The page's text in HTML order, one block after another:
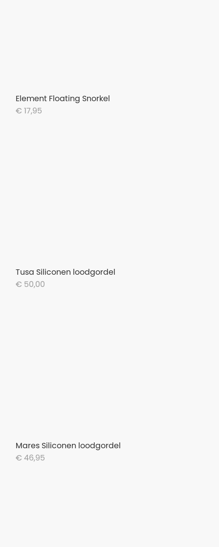
Element Floating Snorkel
€ 17,95
Tusa Siliconen loodgordel
€ 50,00
Mares Siliconen loodgordel
€ 46,95